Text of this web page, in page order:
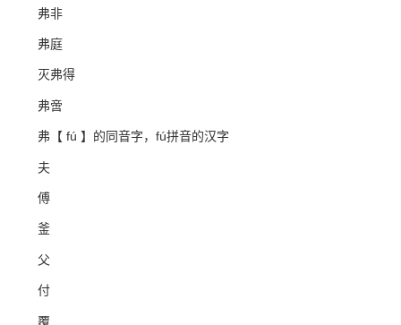
弗非
弗庭
灭弗得
弗啻
弗【 fú 】的同音字，fú拼音的汉字
夫
傅
釜
父
付
覆